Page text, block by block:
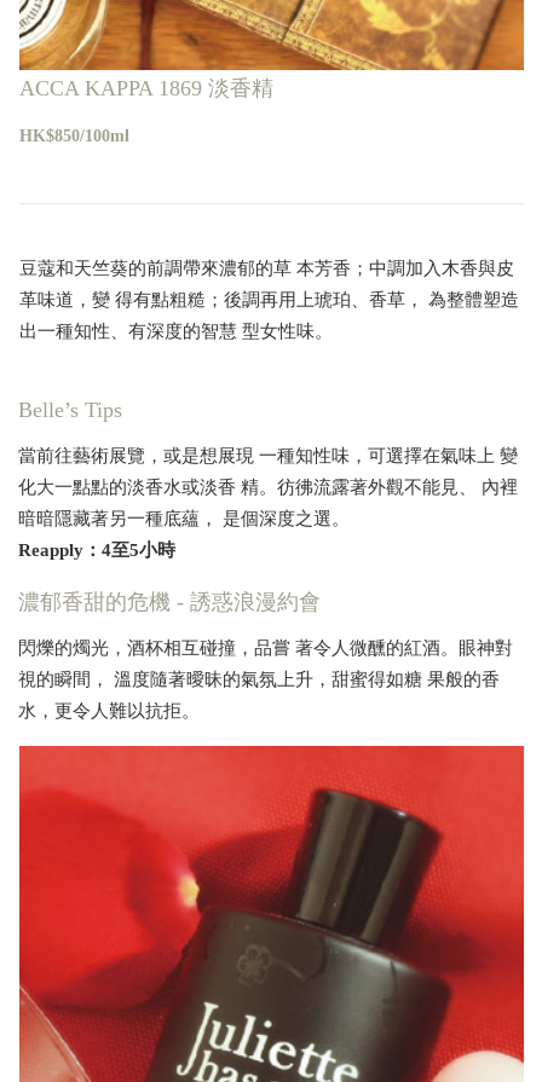
ACCA KAPPA 1869 淡香精
HK$850/100ml
豆蔻和天竺葵的前調帶來濃郁的草 本芳香；中調加入木香與皮
革味道，變 得有點粗糙；後調再用上琥珀、香草， 為整體塑造
出一種知性、有深度的智慧 型女性味。
Belle’s Tips
當前往藝術展覽，或是想展現 一種知性味，可選擇在氣味上 變
化大一點點的淡香水或淡香 精。彷彿流露著外觀不能見、 內裡
暗暗隱藏著另一種底蘊， 是個深度之選。
Reapply：4至5小時
濃郁香甜的危機 - 誘惑浪漫約會
閃爍的燭光，酒杯相互碰撞，品嘗 著令人微醺的紅酒。眼神對
視的瞬間， 溫度隨著曖昧的氣氛上升，甜蜜得如糖 果般的香
水，更令人難以抗拒。